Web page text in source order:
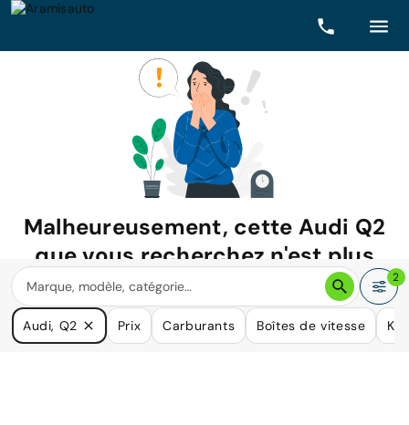
Malheureusement, cette Audi Q2
que vous recherchez n'est plus
disponible.
Nous avons de nombreuses voitures qui pourraient répondre
à vos besoins.
2
Audi, Q2 Prix Carburants Boîtes de vitesse